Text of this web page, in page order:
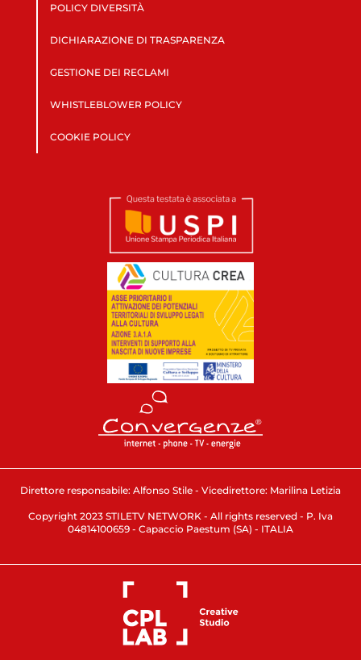
POLICY DIVERSITÀ
DICHIARAZIONE DI TRASPARENZA
GESTIONE DEI RECLAMI
WHISTLEBLOWER POLICY
COOKIE POLICY
Direttore responsabile: Alfonso Stile - Vicedirettore: Marilina Letizia
Copyright 2023 STILETV NETWORK - All rights reserved - P. Iva
04814100659 - Capaccio Paestum (SA) - ITALIA